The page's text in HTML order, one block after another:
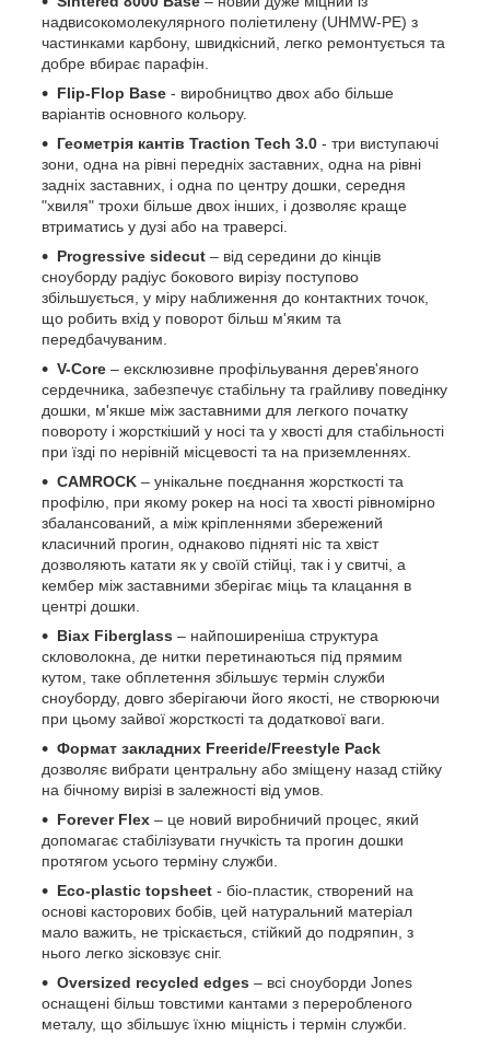
надвисокомолекулярного поліетилену (UHMW-PE) з
частинками карбону, швидкісний, легко ремонтується та
добре вбирає парафін.
Flip-Flop Base - виробництво двох або більше
варіантів основного кольору.
Геометрія кантів Traction Tech 3.0 - три виступаючі
зони, одна на рівні передніх заставних, одна на рівні
задніх заставних, і одна по центру дошки, середня
"хвиля" трохи більше двох інших, і дозволяє краще
втриматись у дузі або на траверсі.
Progressive sidecut – від середини до кінців
сноуборду радіус бокового вирізу поступово
збільшується, у міру наближення до контактних точок,
що робить вхід у поворот більш м'яким та
передбачуваним.
V-Core – ексклюзивне профільування дерев'яного
сердечника, забезпечує стабільну та грайливу поведінку
дошки, м'якше між заставними для легкого початку
повороту і жорсткіший у носі та у хвості для стабільності
при їзді по нерівній місцевості та на приземленнях.
CAMROCK – унікальне поєднання жорсткості та
профілю, при якому рокер на носі та хвості рівномірно
збалансований, а між кріпленнями збережений
класичний прогин, однаково підняті ніс та хвіст
дозволяють катати як у своїй стійці, так і у свитчі, а
кембер між заставними зберігає міць та клацання в
центрі дошки.
Biax Fiberglass – найпоширеніша структура
скловолокна, де нитки перетинаються під прямим
кутом, таке обплетення збільшує термін служби
сноуборду, довго зберігаючи його якості, не створюючи
при цьому зайвої жорсткості та додаткової ваги.
Формат закладних Freeride/Freestyle Pack
дозволяє вибрати центральну або зміщену назад стійку
на бічному вирізі в залежності від умов.
Forever Flex – це новий виробничий процес, який
допомагає стабілізувати гнучкість та прогин дошки
протягом усього терміну служби.
Eco-plastic topsheet - біо-пластик, створений на
основі касторових бобів, цей натуральний матеріал
мало важить, не тріскається, стійкий до подряпин, з
нього легко зісковзує сніг.
Oversized recycled edges – всі сноуборди Jones
оснащені більш товстими кантами з переробленого
металу, що збільшує їхню міцність і термін служби.